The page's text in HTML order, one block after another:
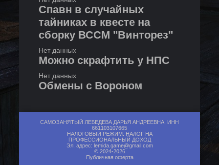
Спавн в случайных
тайниках в квесте на
сборку ВССМ "Винторез"
Нет данных
Можно скрафтить у НПС
Нет данных
Обмены с Вороном
САМОЗАНЯТЫЙ ЛЕБЕДЕВА ДАРЬЯ АНДРЕЕВНА, ИНН
661103107665
НАЛОГОВЫЙ РЕЖИМ: НАЛОГ НА
ПРОФЕССИОНАЛЬНЫЙ ДОХОД
Эл. адрес: lemida.game@gmail.com
© 2024-2026
Публичная оферта